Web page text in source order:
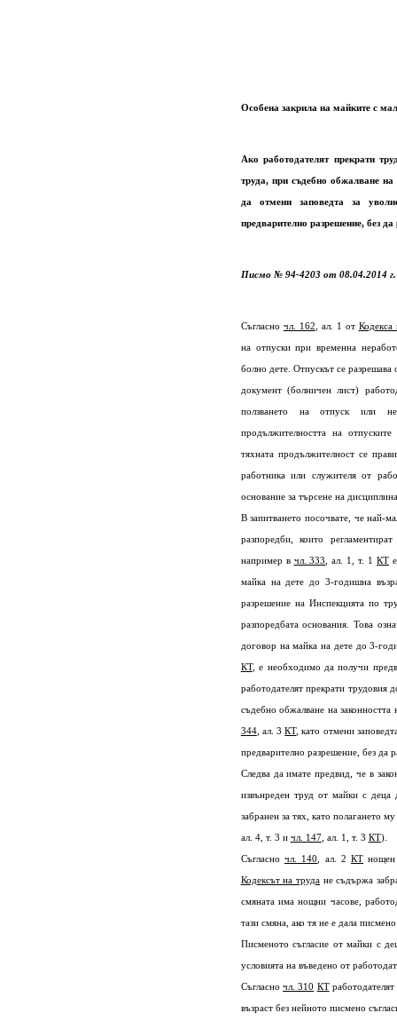
Особена закрила на майките с
Ако работодателят прекрати
труда, при съдебно обжалване на
да отмени заповедта за
предварително разрешение, без
Писмо № 94-4203 от 08.04.2014
Съгласно чл. 162 , ал. 1 от Кодекса
на отпуски при временна
болно дете. Отпускът се разрешава
документ (болничен лист)
ползването на отпуск или
продължителността на
тяхната продължителност се
работника или служителя от
основание за търсене на
В запитването посочвате, че най-
разпоредби, които
например в чл. 333 , ал. 1, т. 1КТ
майка на дете до 3-годишна
разрешение на Инспекцията по
разпоредбата основания. Това
договор на майка на дете до 3-
КТ, е необходимо да получи
работодателят прекрати трудовия
съдебно обжалване на
344, ал. 3КТ, като отмени
предварително разрешение, без да
Следва да имате предвид, че в
извънреден труд от майки с
забранен за тях, като полагането
ал. 4, т. 3 и чл. 147, ал. 1, т. 3 КТ).
Съгласно чл. 140 , ал. 2КТ
Кодексът на труда не съдържа
смяната има нощни часове,
тази смяна, ако тя не е дала
Писменото съгласие от майки с
условията на въведено от
Съгласночл. 310 КТ
възраст без нейното писмено